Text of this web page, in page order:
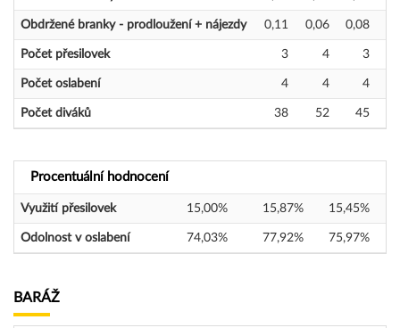
Obdržené branky - prodloužení + nájezdy 0,11 0,06 0,08
Počet přesilovek 3 4 3
Počet oslabení 4 4 4
Počet diváků 38 52 45
Procentuální hodnocení
Využití přesilovek 15,00% 15,87% 15,45%
Odolnost v oslabení 74,03% 77,92% 75,97%
BARÁŽ